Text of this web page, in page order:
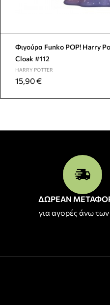
Φιγούρα Funko POP! Harry
Cloak #112
HARRY POTTER
15,90€
ΔΩΡΕΑΝ
για αγορές άνω